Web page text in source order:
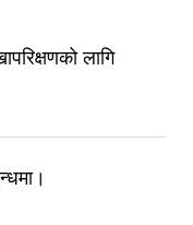
लागि